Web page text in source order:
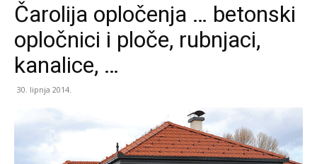
Čarolija opločenja … betonski
opločnici i ploče, rubnjaci,
kanalice, …
30. lipnja 2014.